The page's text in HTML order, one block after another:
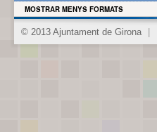
MOSTRAR MENYS FORMATS
© 2013 Ajuntament de Girona